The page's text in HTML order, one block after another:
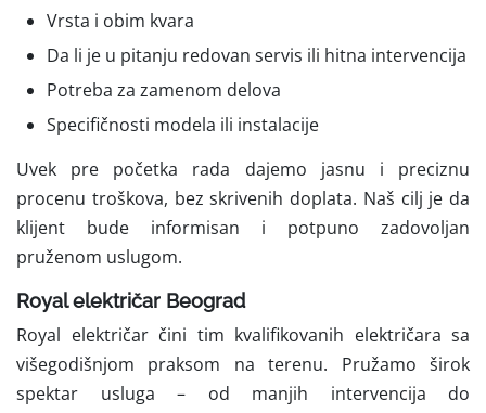
Vrsta i obim kvara
Da li je u pitanju redovan servis ili hitna intervencija
Potreba za zamenom delova
Specifičnosti modela ili instalacije
Uvek pre početka rada dajemo jasnu i preciznu
procenu troškova, bez skrivenih doplata. Naš cilj je da
klijent bude informisan i potpuno zadovoljan
pruženom uslugom.
Royal električar Beograd
Royal električar čini tim kvalifikovanih električara sa
višegodišnjom praksom na terenu. Pružamo širok
spektar usluga – od manjih intervencija do